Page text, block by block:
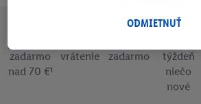
zadarmo
nad 70 €¹
vrátenie
zadarmo
týždeň
niečo
nové
následne si vytvoríte účet Lidl Plus alebo
tiež vytvoriť špeciálny online identifikátor z
ktorú tam uvediete, aby sme vás mohli
prevádzkovaných tretími stranami a
ODMIETNUŤ